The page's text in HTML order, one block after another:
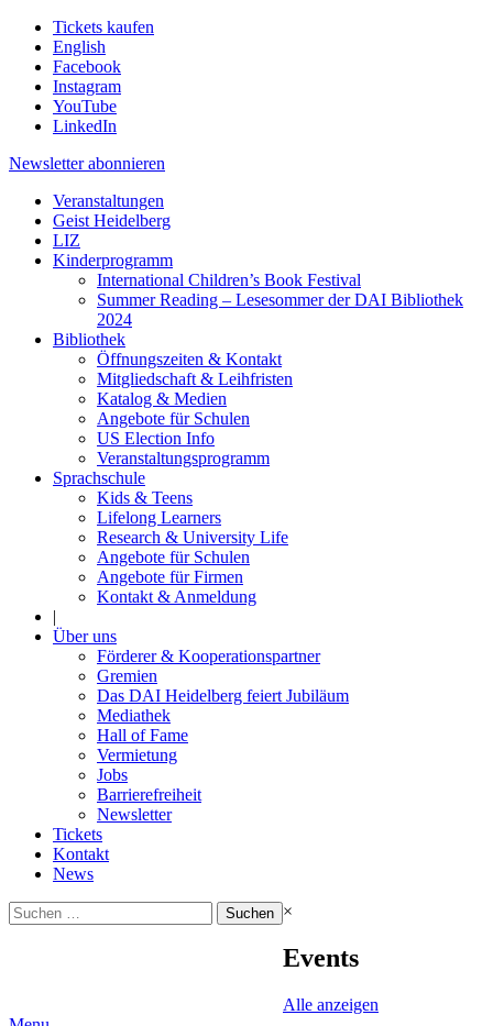
Tickets kaufen
English
Facebook
Instagram
YouTube
LinkedIn
Newsletter abonnieren
Veranstaltungen
Geist Heidelberg
LIZ
Kinderprogramm
International Children’s Book Festival
Summer Reading – Lesesommer der DAI Bibliothek
2024
Bibliothek
Öffnungszeiten & Kontakt
Mitgliedschaft & Leihfristen
Katalog & Medien
Angebote für Schulen
US Election Info
Veranstaltungsprogramm
Sprachschule
Kids & Teens
Lifelong Learners
Research & University Life
Angebote für Schulen
Angebote für Firmen
Kontakt & Anmeldung
|
Über uns
Förderer & Kooperationspartner
Gremien
Das DAI Heidelberg feiert Jubiläum
Mediathek
Hall of Fame
Vermietung
Jobs
Barrierefreiheit
Newsletter
Tickets
Kontakt
News
Suchen
nach:
×
Events
Alle anzeigen